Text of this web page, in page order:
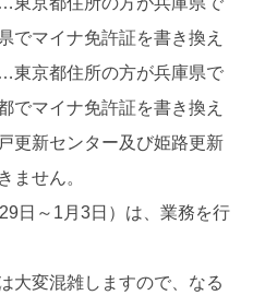
でマイナ免許証を書き換え
都住所の方が兵庫県で
でマイナ免許証を書き換え
更新センター及び姫路更新
ません。
日～1月3日）は、業務を行
大変混雑しますので、なる